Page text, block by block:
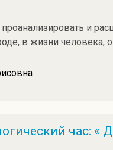
и
в жизни человека,
час: «